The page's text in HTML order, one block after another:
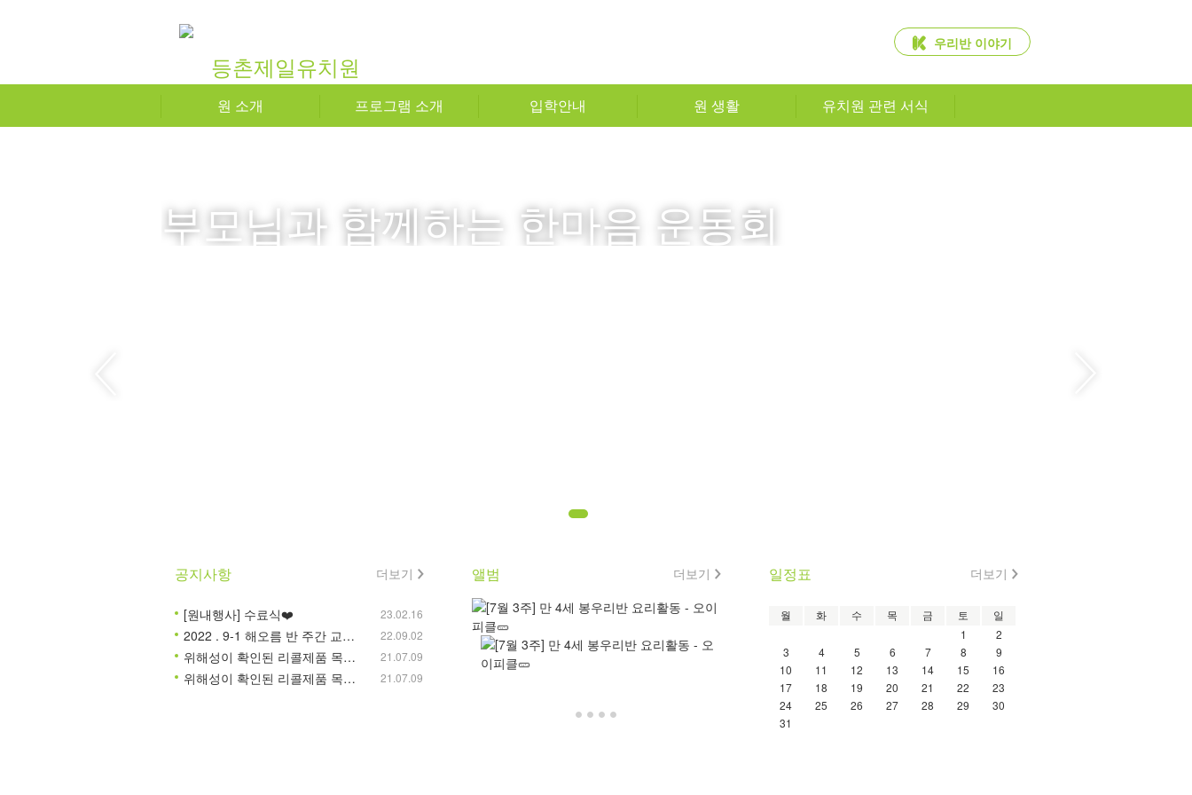
우리반 이야기
원 소개 프로그램 소개 입학안내 원 생활 유치원 관련 서식
부모님과 함께하는 한마음 운동회
공지사항
[원내행사] 수료식❤️ 23.02.16
2022 . 9-1 해오름 반 주간 교육계획안 22.09.02
위해성이 확인된 리콜제품 목록 안내 21.07.09
위해성이 확인된 리콜제품 목록 안내 21.07.09
더보기 앨범 더보기 일정표
월 화 수 목 금 토
일
1
2
3
4 5 6 7 8
9
10
11 12 13 14 15
16
17
18 19 20 21 22
23
24
25 26 27 28 29
30
31
더보기